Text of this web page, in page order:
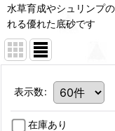
水草育成やシュリンプ
れる優れた底砂です
表示数:
在庫あり